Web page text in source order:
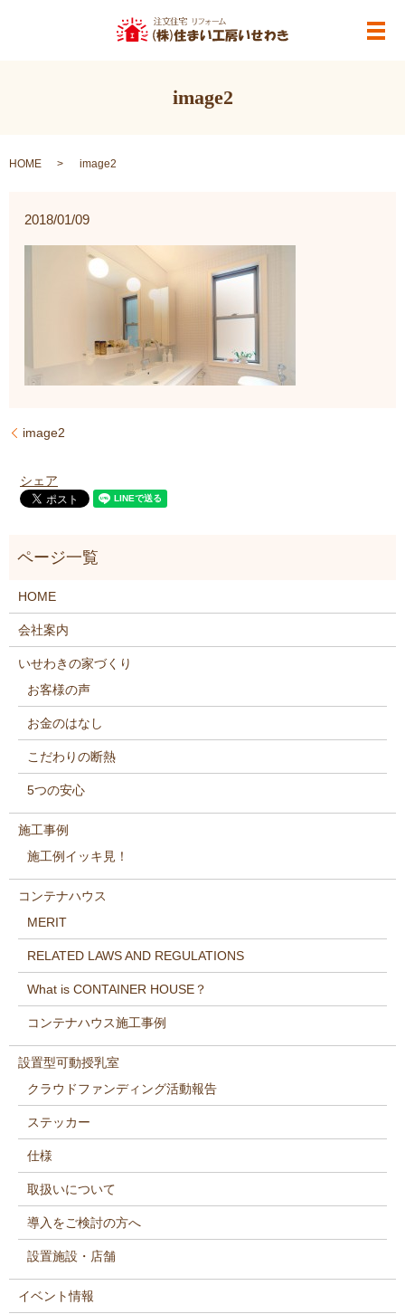
メ
image2
HOME image2
2018/01/09
image2
シェア
HOME
会社案内
いせわきの家づくり
お客様の声
お金のはなし
こだわりの断熱
5つの安心
施工事例
施工例イッキ見！
コンテナハウス
MERIT
RELATED LAWS AND REGULATIONS
What is CONTAINER HOUSE？
コンテナハウス施工事例
設置型可動授乳室
クラウドファンディング活動報告
ステッカー
仕様
取扱いについて
導入をご検討の方へ
設置施設・店舗
イベント情報